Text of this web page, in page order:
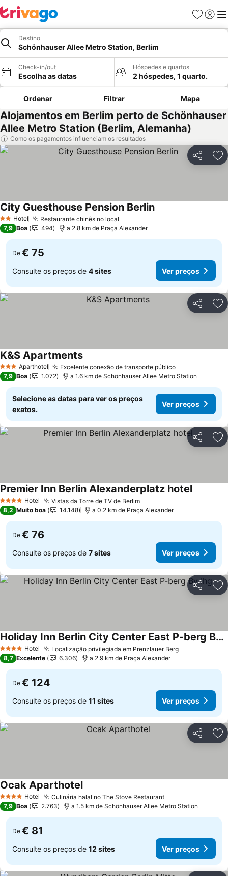
Favoritos
Iniciar
Destino
Schönhauser Allee Metro Station, Berlim
Check-in/out
Escolha as datas
Hóspedes e quartos
2 hóspedes, 1 quarto.
Ordenar Filtrar Mapa
Alojamentos em Berlim perto de Schönhauser
Allee Metro Station (Berlim, Alemanha)
Como os pagamentos influenciam os resultados
Partilhar
2 Estrelas
Hotel Restaurante chinês no local
City Guesthouse Pension Berlin
7,9 Boa 494 a 2.8 km de Praça Alexander
De € 75
Consulte os preços de 4 sites Ver preços
Partilhar
3 EstrelasAparthotel Excelente conexão de transporte público
K&S Apartments
7,9 Boa 1.072 a 1.6 km de Schönhauser Allee Metro Station
Selecione as datas para ver os preços
exatos.
Ver preços
Partilhar
4 EstrelasHotel Vistas da Torre de TV de Berlim
Premier Inn Berlin Alexanderplatz hotel
8,2 Muito boa 14.148 a 0.2 km de Praça Alexander
De € 76
Consulte os preços de 7 sites Ver preços
Partilhar
4 EstrelasHotel Localização privilegiada em Prenzlauer Berg
Holiday Inn Berlin City Center East P-berg By Ihg
8,7 Excelente 6.306 a 2.9 km de Praça Alexander
De € 124
Consulte os preços de 11 sites Ver preços
Partilhar
4 EstrelasHotel Culinária halal no The Stove Restaurant
Ocak Aparthotel
7,9 Boa 2.763 a 1.5 km de Schönhauser Allee Metro Station
De € 81
Consulte os preços de 12 sites Ver preços